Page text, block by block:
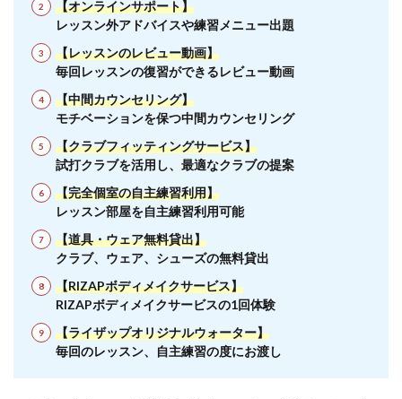
【オンラインサポート】
レッスン外アドバイスや練習メニュー出題
【レッスンのレビュー動画】
毎回レッスンの復習ができるレビュー動画
【中間カウンセリング】
モチベーションを保つ中間カウンセリング
【クラブフィッティングサービス】
試打クラブを活用し、最適なクラブの提案
【完全個室の自主練習利用】
レッスン部屋を自主練習利用可能
【道具・ウェア無料貸出】
クラブ、ウェア、シューズの無料貸出
【RIZAPボディメイクサービス】
RIZAPボディメイクサービスの1回体験
【ライザップオリジナルウォーター】
毎回のレッスン、自主練習の度にお渡し